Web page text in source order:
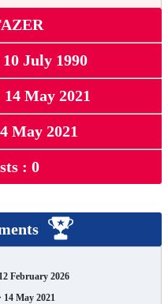
July 1990
May 2021
May 2021
: 0
February 2026
May 2021